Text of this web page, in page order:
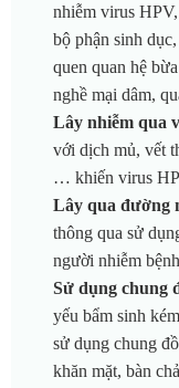
nhiễm virus
bộ phận sinh
quen quan hệ
nghề mại dâm,
Lây nhiễm qua
với dịch mủ, vết
… khiến virus
Lây qua đường
thông qua sử
người nhiễm bệnh
Sử dụng chung
yếu bẩm sinh
sử dụng chung
khăn mặt, bàn